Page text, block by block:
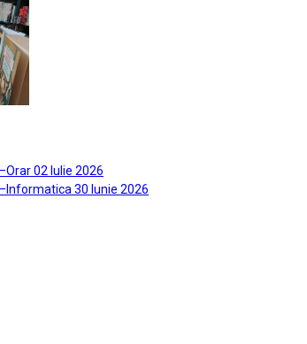
02 Iulie 2026
30 Iunie 2026